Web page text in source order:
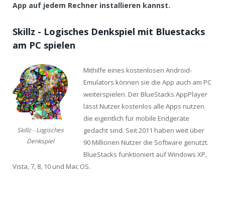
App auf jedem Rechner installieren kannst.
Skillz - Logisches Denkspiel mit Bluestacks
am PC spielen
Skillz - Logisches
Denkspiel
Mithilfe eines kostenlosen Android-
Emulators können sie die App auch am PC
weiterspielen. Der BlueStacks AppPlayer
lässt Nutzer kostenlos alle Apps nutzen
die eigentlich für mobile Endgeräte
gedacht sind. Seit 2011 haben weit über
90 Millionen Nutzer die Software genutzt.
BlueStacks funktioniert auf Windows XP,
Vista, 7, 8, 10 und Mac OS.